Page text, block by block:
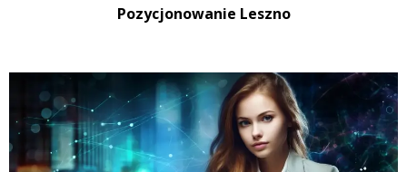
Pozycjonowanie Leszno